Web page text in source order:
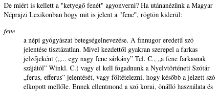
De miért is kellett a "ketyegő fenét" agyonverni? Ha utánanézünk a Magyar
Néprajzi Lexikonban hogy mit is jelent a "fene", rögtön kiderül:
fene
a népi gyógyászat betegségelnevezése. A finnugor eredetű szó
jelentése tisztázatlan. Mivel kezdettől gyakran szerepel a farkas
jelzőjeként („... egy nagy fene sárkány” Tel. C., „a fene farkasnak
szájától” Winkl. C.) vagy el kell fogadnunk a Nyelvtörténeti Szótár
„ferus, efferus” jelentését, vagy föltételezni, hogy később a jelzett szó
elkopott mellőle. Ennek ellentmond a szó korai, önálló használata és